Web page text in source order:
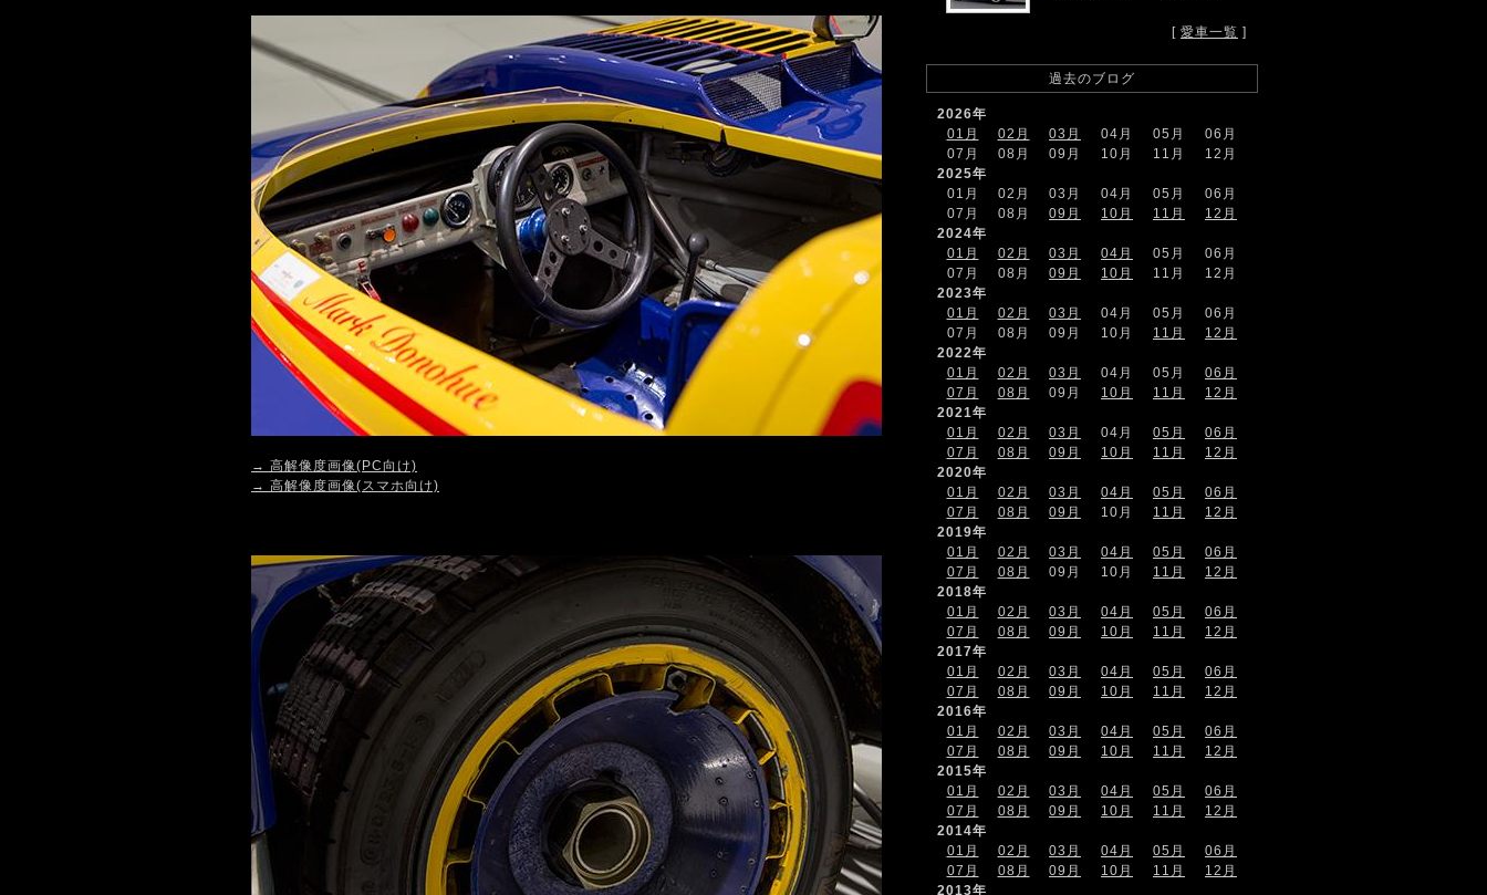
→ 高解像度画像(PC向け)
→ 高解像度画像(スマホ向け)
[ 愛車一覧 ]
過去のブログ
2026年
01月
02月 03月 04月 05月
06月
07月
08月 09月 10月 11月
12月
2025年
01月
02月 03月 04月 05月
06月
07月
08月 09月 10月 11月
12月
2024年
01月
02月 03月 04月 05月
06月
07月
08月 09月 10月 11月
12月
2023年
01月
02月 03月 04月 05月
06月
07月
08月 09月 10月 11月
12月
2022年
01月
02月 03月 04月 05月
06月
07月
08月 09月 10月 11月
12月
2021年
01月
02月 03月 04月 05月
06月
07月
08月 09月 10月 11月
12月
2020年
01月
02月 03月 04月 05月
06月
07月
08月 09月 10月 11月
12月
2019年
01月
02月 03月 04月 05月
06月
07月
08月 09月 10月 11月
12月
2018年
01月
02月 03月 04月 05月
06月
07月
08月 09月 10月 11月
12月
2017年
01月
02月 03月 04月 05月
06月
07月
08月 09月 10月 11月
12月
2016年
01月
02月 03月 04月 05月
06月
07月
08月 09月 10月 11月
12月
2015年
01月
02月 03月 04月 05月
06月
07月
08月 09月 10月 11月
12月
2014年
01月
02月 03月 04月 05月
06月
07月
08月 09月 10月 11月
12月
2013年